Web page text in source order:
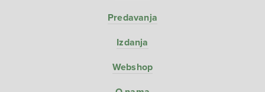
Predavanja
Izdanja
Webshop